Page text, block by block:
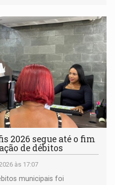
2026 segue até o fim
de débitos
às 17:07
municipais foi